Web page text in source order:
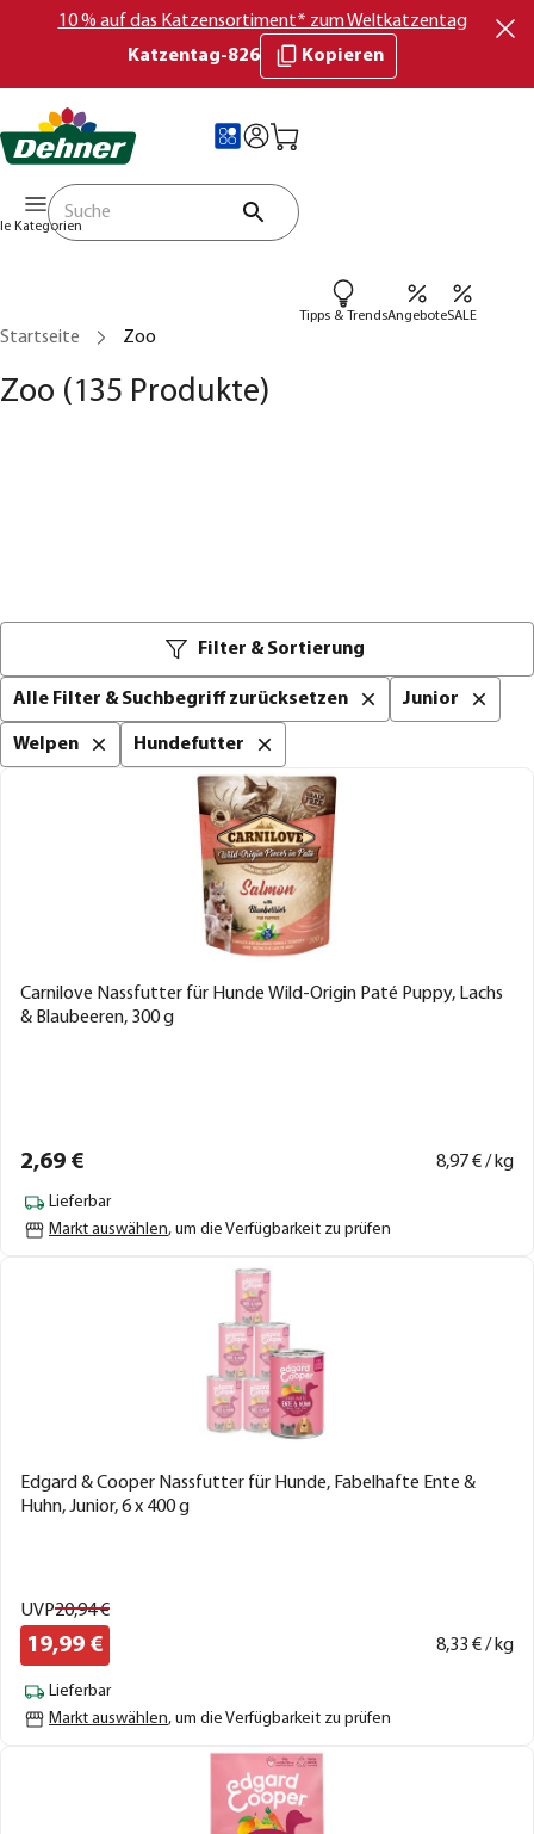
10 % auf das Katzensortiment* zum Weltkatzentag
Katzentag-826
Kopieren
Kategorien
Tipps & TrendsAngeboteSALE
Startseite Zoo
Zoo (135 Produkte)
Filter & Sortierung
Alle Filter & Suchbegriff zurücksetzen Junior
Welpen Hundefutter
Carnilove Nassfutter für Hunde Wild-Origin Paté Puppy, Lachs
& Blaubeeren, 300 g
2,69 € 8,97€ / kg
Lieferbar
Markt auswählen, um die Verfügbarkeit zu prüfen
Edgard & Cooper Nassfutter für Hunde, Fabelhafte Ente &
Huhn, Junior, 6 x 400 g
UVP20,94€
19,99 € 8,33 € / kg
Lieferbar
Markt auswählen, um die Verfügbarkeit zu prüfen